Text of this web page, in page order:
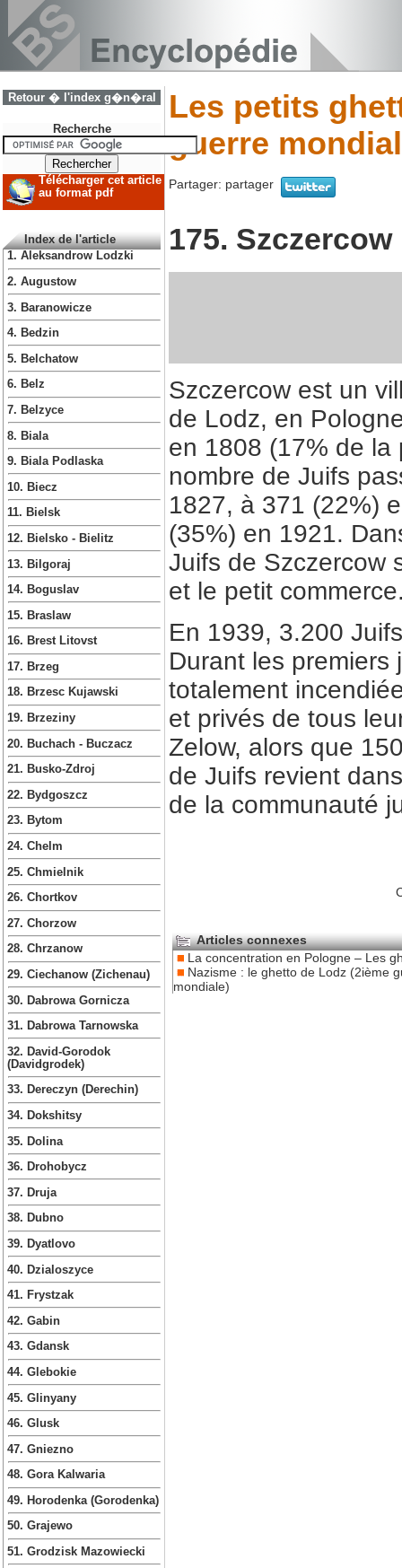
Retour � l'index g�n�ral
Recherche
Télécharger cet article
au format pdf
Index de l'article
1. Aleksandrow Lodzki
2. Augustow
3. Baranowicze
4. Bedzin
5. Belchatow
6. Belz
7. Belzyce
8. Biala
9. Biala Podlaska
10. Biecz
11. Bielsk
12. Bielsko - Bielitz
13. Bilgoraj
14. Boguslav
15. Braslaw
16. Brest Litovst
17. Brzeg
18. Brzesc Kujawski
19. Brzeziny
20. Buchach - Buczacz
21. Busko-Zdroj
22. Bydgoszcz
23. Bytom
24. Chelm
25. Chmielnik
26. Chortkov
27. Chorzow
28. Chrzanow
29. Ciechanow (Zichenau)
30. Dabrowa Gornicza
31. Dabrowa Tarnowska
32. David-Gorodok
(Davidgrodek)
33. Dereczyn (Derechin)
34. Dokshitsy
35. Dolina
36. Drohobycz
37. Druja
38. Dubno
39. Dyatlovo
40. Dzialoszyce
41. Frystzak
42. Gabin
43. Gdansk
44. Glebokie
45. Glinyany
46. Glusk
47. Gniezno
48. Gora Kalwaria
49. Horodenka (Gorodenka)
50. Grajewo
51. Grodzisk Mazowiecki
Les petits
guerre
Partager: partager
175. Szczercow
Szczercow est un
de Lodz, en
en 1808 (17% de la
nombre de Juifs
1827, à 371 (22%)
(35%) en 1921.
Juifs de Szczercow
et le petit
En 1939, 3.200
Durant les premiers
totalement
et privés de tous
Zelow, alors que
de Juifs revient
de la communauté
Articles connexes
La concentration en Pologne – Les
Nazisme : le ghetto de Lodz (2ième
mondiale)